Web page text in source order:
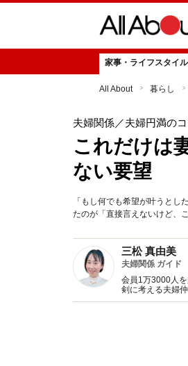
家事・ライフスタイル
All About 暮らし
夫婦関係／夫婦円満の
これだけは
ない要望
「もし何でも希望が叶うと
たのが「直接言えないけど、
三松 真由美
夫婦関係 ガイド
会員1万3000人
剣に考える夫婦
み保健室』サー